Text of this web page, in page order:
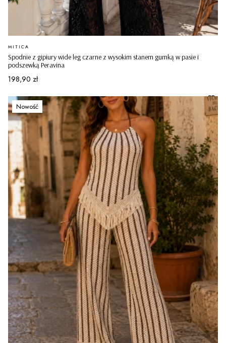
Spodnie z gipiury wide leg czarne z wysokim stanem gumką w pasie i
podszewką Peravina
PRODUCENT
MITICA
Cena
198,90 zł
Nowość